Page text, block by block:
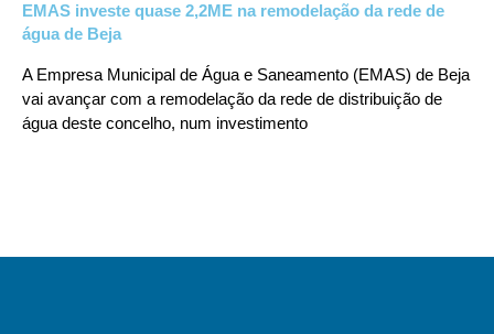
EMAS investe quase 2,2ME na remodelação da rede de
água de Beja
A Empresa Municipal de Água e Saneamento (EMAS) de Beja
vai avançar com a remodelação da rede de distribuição de
água deste concelho, num investimento